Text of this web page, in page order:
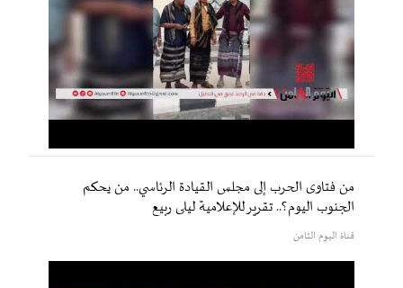
من فتاوى الحرب إلى مجلس القيادة الرئاسي.. من يحكم
الجنوب اليوم؟.. تقرير للإعلامية ليلى ربيع
قناة اليوم الثامن